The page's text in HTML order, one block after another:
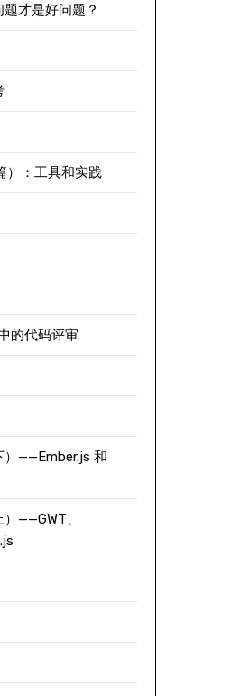
才是好问题？
）：工具和实践
的代码评审
）——Ember.js 和
——GWT、